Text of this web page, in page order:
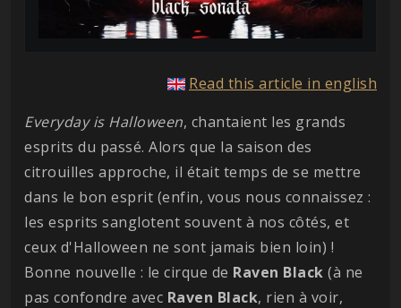
Read this article in english
Everyday is Halloween, chantaient les grands
esprits du passé. Alors que la saison des
citrouilles approche, il était temps de se mettre
dans le bon esprit (enfin, vous nous connaissez :
les esprits sanglotent souvent à nos côtés, et
ceux d'Halloween ne sont jamais bien loin) !
Bonne nouvelle : le cirque de Raven Black (à ne
pas confondre avec Raven Black, rien à voir,